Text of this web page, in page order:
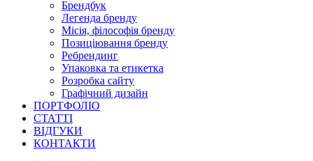
Брендбук
Легенда бренду
Місія, філософія бренду
Позиціювання бренду
Ребрендинг
Упаковка та етикетка
Розробка сайту
Графічний дизайн
ПОРТФОЛІО
СТАТТІ
ВІДГУКИ
КОНТАКТИ